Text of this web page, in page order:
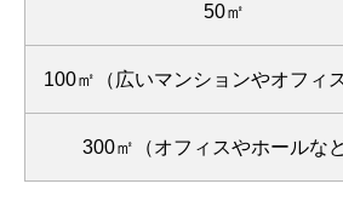
50㎡
100㎡（広いマンションやオフィ
300㎡（オフィスやホールなど